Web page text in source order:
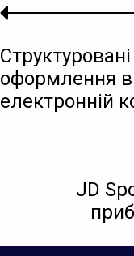
JD
оформлення в
електронній